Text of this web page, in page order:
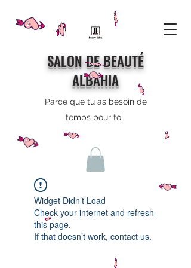
SALON DE BEAUTÉ
ALBAHIA
Parce que tu as besoin de
temps pour toi
Widget Didn’t Load
Check your internet and refresh
this page.
If that doesn’t work, contact us.